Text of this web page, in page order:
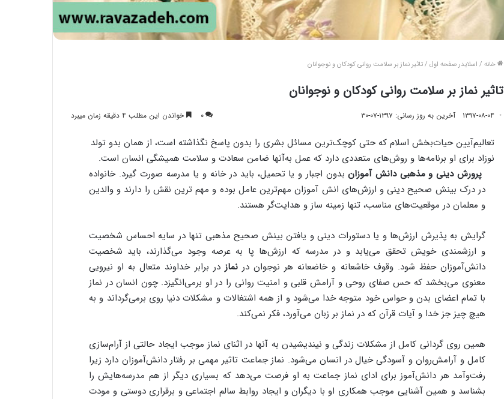
خانه / اسلایدر صفحه اول /تاثیر نماز بر سلامت روانی کودکان و نوجوانان
تاثیر نماز بر سلامت روانی کودکان و نوجوانان
۱۳۹۷-۰۸-۰۴ آخرین به روز رسانی: ۱۳۹۷-۰۷-۳۰ ۰ خواندن این مطلب ۴ دقیقه زمان میبرد
تعالیم‌آیین حیات‌بخش اسلام که حتی کوچک‌ترین مسائل بشری را بدون پاسخ نگذاشته است، از همان بدو تولد
نوزاد برای او برنامه‌ها و روش‌های متعددی دارد که عمل به‌آنها ضامن سعادت و سلامت همیشگی انسان است.
پرورش دینی و مذهبی دانش آموزان بدون اجبار و یا تحمیل، باید در خانه و یا مدرسه صورت گیرد. خانواده
در درک بینش صحیح دینی و ارزش‌های انش آموزان مهم‌ترین عامل بوده و مهم ترین نقش را دارند و والدین
و معلمان در موقعیت‌های مناسب، تنها زمینه ساز و هدایت‌گر هستند.
گرایش به پذیرش ارزش‌ها و یا دستورات دینی و یافتن بینش صحیح مذهبی تنها در سایه احساس شخصیت
و ارزشمندی خویش تحقق می‌یابد و در مدرسه که ارزش‌ها پا به عرصه وجود می‌گذارند، باید شخصیت
دانش‌آموزان حفظ شود. وقوف خاشعانه و خاضعانه هر نوجوان درنمازدر برابر خداوند متعال به او نیرویی
معنوی می‌بخشد که حس صفای روحی و آرامش قلبی و امنیت روانی را در او برمی‌انگیزد. چون انسان در نماز
با تمام اعضای بدن و حواس خود متوجه خدا می‌شود و از همه اشتغالات و مشکلات دنیا روی برمی‌گرداند و به
هیچ چیز جز خدا و آیات قرآن که در نماز بر زبان می‌آورد، فکر نمی‌کند.
همین روی گردانی کامل از مشکلات زندگی و نیندیشیدن به آنها در اثنای نماز موجب ایجاد حالتی از آرام‌سازی
کامل و آرامش‌روان و آسودگی خیال در انسان می‌شود. نماز‌‌‌ جماعت تاثیر مهمی بر رفتار دانش‌آموزان دارد زیرا
رفت‌و‌آمد هر دانش‌آموز برای ادای نماز جماعت به او فرصت می‌دهد که بسیاری دیگر از هم مدرسه‌هایش را
بشناسد و همین آشنایی موجب همکاری او با دیگران و ایجاد روابط سالم اجتماعی و برقراری دوستی و مودت